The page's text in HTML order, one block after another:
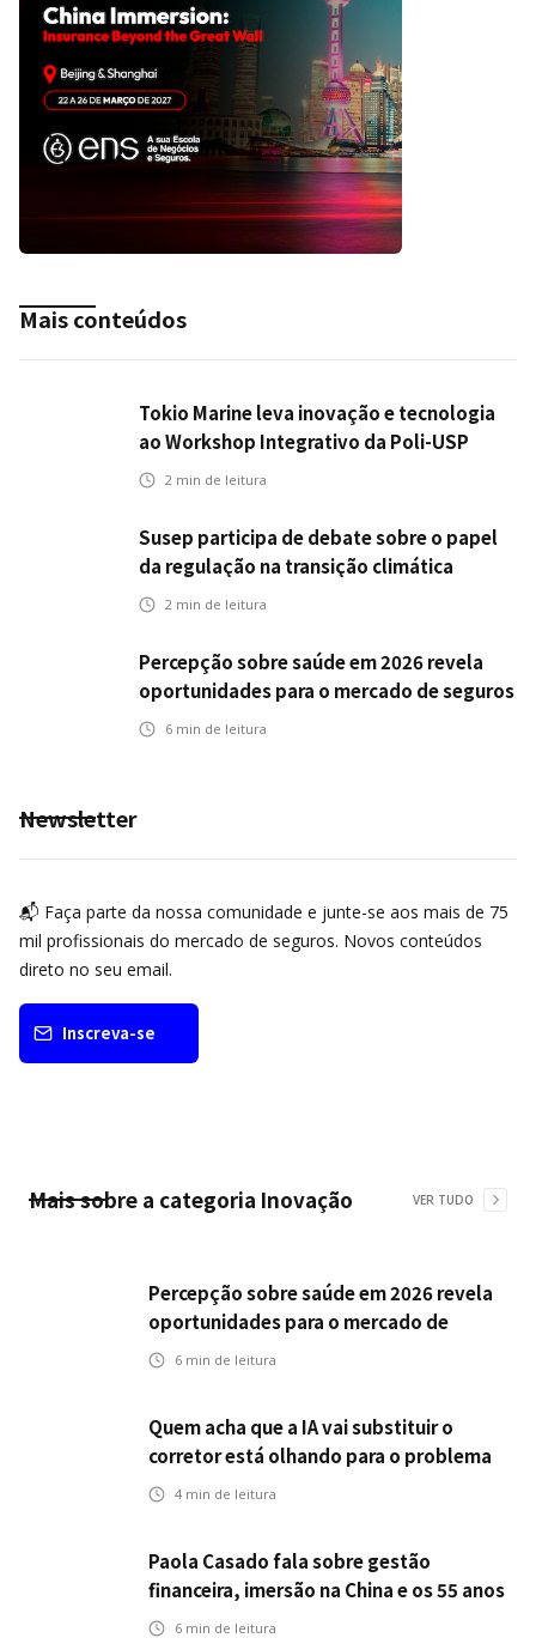
Mais conteúdos
Tokio Marine leva inovação e tecnologia
ao Workshop Integrativo da Poli-USP
2 min de leitura
Susep participa de debate sobre o papel
da regulação na transição climática
2 min de leitura
Percepção sobre saúde em 2026 revela
oportunidades para o mercado de seguros
ampliar cobertura e prevenção
6 min de leitura
Newsletter
📬 Faça parte da nossa comunidade e junte-se aos mais de 75
mil profissionais do mercado de seguros. Novos conteúdos
direto no seu email.
Inscreva-se
Mais sobre a categoria Inovação VER TUDO
Percepção sobre saúde em 2026 revela
oportunidades para o mercado de
seguros ampliar cobertura e prevenção
6 min de leitura
Quem acha que a IA vai substituir o
corretor está olhando para o problema
errado
4 min de leitura
Paola Casado fala sobre gestão
financeira, imersão na China e os 55 anos
da ENS
6 min de leitura